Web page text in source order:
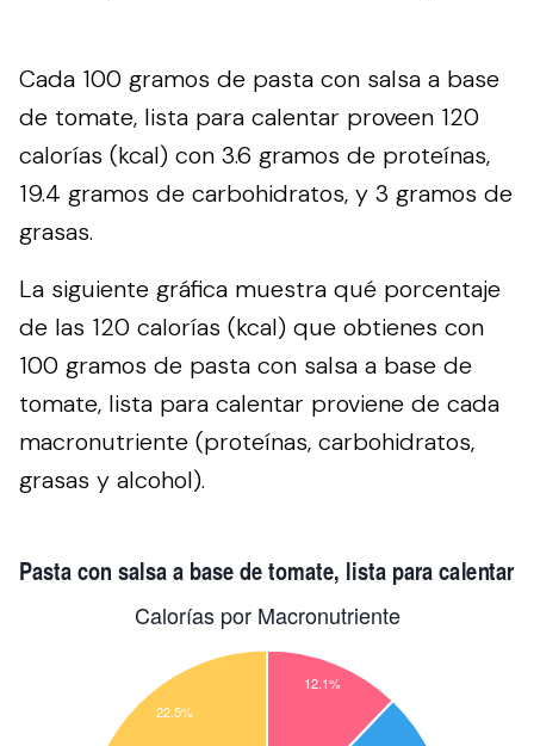
Cada 100 gramos de pasta con salsa a base
de tomate, lista para calentar proveen 120
calorías (kcal) con 3.6 gramos de proteínas,
19.4 gramos de carbohidratos, y 3 gramos de
grasas.
La siguiente gráfica muestra qué porcentaje
de las 120 calorías (kcal) que obtienes con
100 gramos de pasta con salsa a base de
tomate, lista para calentar proviene de cada
macronutriente (proteínas, carbohidratos,
grasas y alcohol).